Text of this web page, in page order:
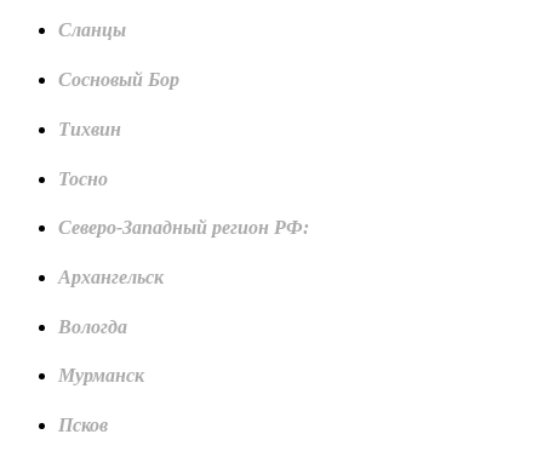
Сланцы
Сосновый Бор
Тихвин
Тосно
Северо-Западный регион РФ:
Архангельск
Вологда
Мурманск
Псков